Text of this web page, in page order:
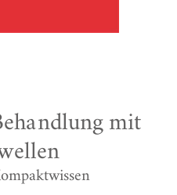
mit